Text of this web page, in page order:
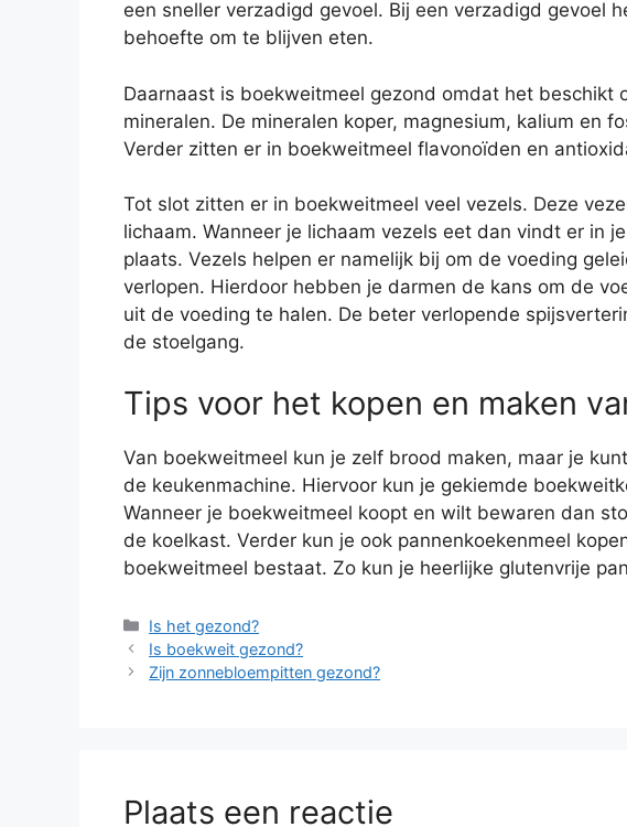
een sneller verzadigd gevoel. Bij een verzadigd gevoel
behoefte om te blijven eten.
Daarnaast is boekweitmeel gezond omdat het beschikt
mineralen. De mineralen koper, magnesium, kalium en
Verder zitten er in boekweitmeel flavonoïden en
Tot slot zitten er in boekweitmeel veel vezels. Deze
lichaam. Wanneer je lichaam vezels eet dan vindt er in
plaats. Vezels helpen er namelijk bij om de voeding
verlopen. Hierdoor hebben je darmen de kans om de
uit de voeding te halen. De beter verlopende
de stoelgang.
Tips voor het kopen en maken
Van boekweitmeel kun je zelf brood maken, maar je
de keukenmachine. Hiervoor kun je gekiemde
Wanneer je boekweitmeel koopt en wilt bewaren dan
de koelkast. Verder kun je ook pannenkoekenmeel
boekweitmeel bestaat. Zo kun je heerlijke glutenvrije
Categorieën
Is het gezond?
Is boekweit gezond?
Zijn zonnebloempitten gezond?
Plaats een reactie